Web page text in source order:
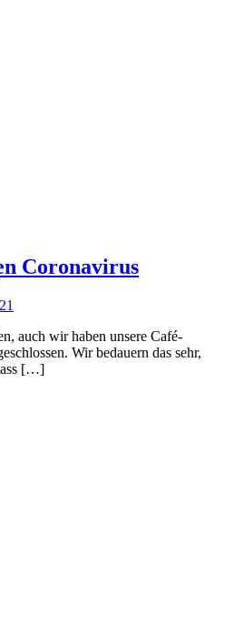
Coronavirus
auch wir haben unsere Café-
Wir bedauern das sehr,
[…]